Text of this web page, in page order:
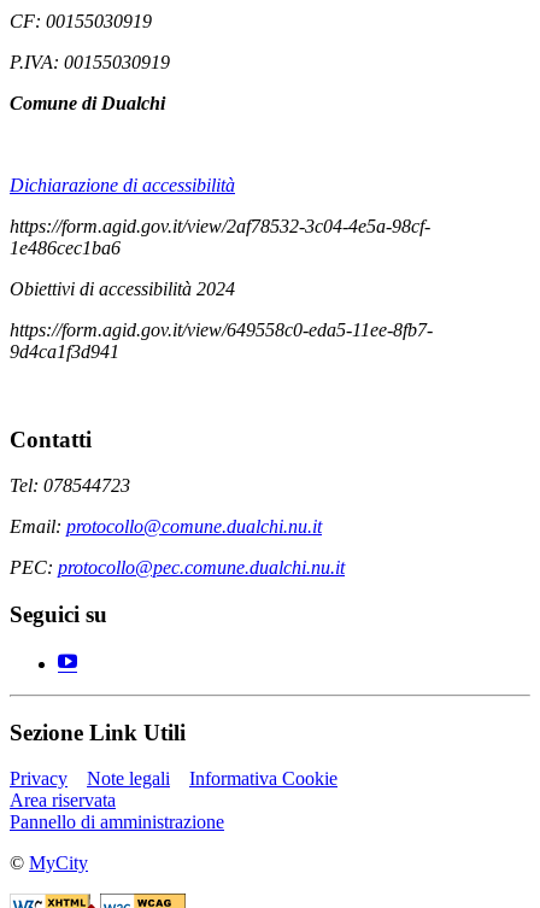
CF: 00155030919
P.IVA: 00155030919
Comune di Dualchi
Dichiarazione di accessibilità
https://form.agid.gov.it/view/2af78532-3c04-4e5a-98cf-
1e486cec1ba6
Obiettivi di accessibilità 2024
https://form.agid.gov.it/view/649558c0-eda5-11ee-8fb7-
9d4ca1f3d941
Contatti
Tel: 078544723
Email: protocollo@comune.dualchi.nu.it
PEC: protocollo@pec.comune.dualchi.nu.it
Seguici su
Sezione Link Utili
Privacy Note legali
Informativa Cookie
Area riservata
Pannello di amministrazione
© MyCity